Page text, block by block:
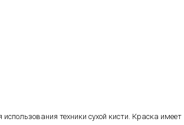
техники сухой кисти. Краска имеет